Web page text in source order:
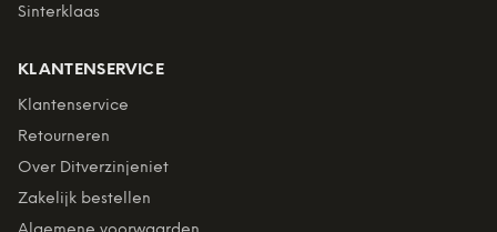
Sinterklaas
KLANTENSERVICE
Klantenservice
Retourneren
Over Ditverzinjeniet
Zakelijk bestellen